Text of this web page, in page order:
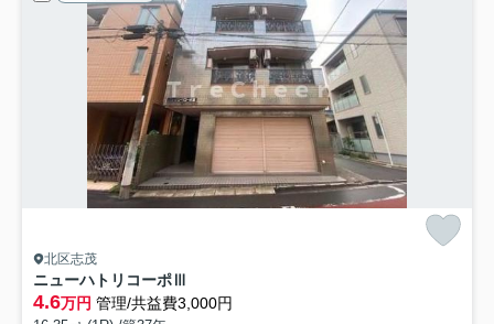
北区志茂
ニューハトリコーポⅢ
4.6万円 管理/共益費3,000円